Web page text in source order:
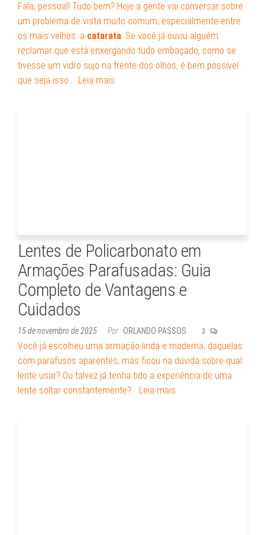
Fala, pessoal! Tudo bem? Hoje a gente vai conversar sobre
um problema de vista muito comum, especialmente entre
os mais velhos: a catarata. Se você já ouviu alguém
reclamar que está enxergando tudo embaçado, como se
tivesse um vidro sujo na frente dos olhos, é bem possível
que seja isso.… Leia mais
Lentes de Policarbonato em
Armações Parafusadas: Guia
Completo de Vantagens e
Cuidados
15 de novembro de 2025 Por ORLANDO PASSOS 3
Você já escolheu uma armação linda e moderna, daquelas
com parafusos aparentes, mas ficou na dúvida sobre qual
lente usar? Ou talvez já tenha tido a experiência de uma
lente soltar constantemente?… Leia mais